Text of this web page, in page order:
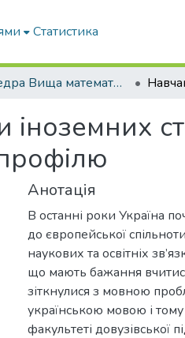
Статистика
Кафедра Вища математика та фізика
Анотація
В останні роки Україна
до європейської
наукових та освітніх
що мають бажання вчитися
зіткнулися з мовною
українською мовою і
факультеті довузівської